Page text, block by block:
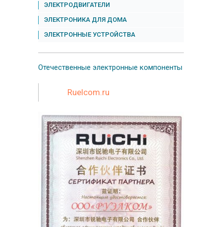
ЭЛЕКТРОДВИГАТЕЛИ
ЭЛЕКТРОНИКА ДЛЯ ДОМА
ЭЛЕКТРОННЫЕ УСТРОЙСТВА
Отечественные электронные компоненты
Ruelcom.ru